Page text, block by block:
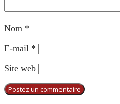
Nom *
E-mail *
Site web